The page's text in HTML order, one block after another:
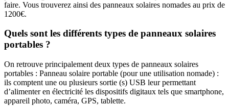
faire. Vous trouverez ainsi des panneaux solaires nomades au prix de
1200€.
Quels sont les différents types de panneaux solaires
portables ?
On retrouve principalement deux types de panneaux solaires
portables : Panneau solaire portable (pour une utilisation nomade) :
ils comptent une ou plusieurs sortie (s) USB leur permettant
d’alimenter en électricité les dispositifs digitaux tels que smartphone,
appareil photo, caméra, GPS, tablette.